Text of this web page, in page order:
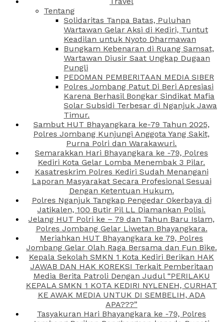
Tentang
Solidaritas Tanpa Batas, Puluhan
Wartawan Gelar Aksi di Kediri, Tuntut
Keadilan untuk Nyoto Dharmawan
Bungkam Kebenaran di Ruang Samsat,
Wartawan Diusir Saat Ungkap Dugaan
Pungli
PEDOMAN PEMBERITAAN MEDIA SIBER
Polres Jombang Patut Di Beri Apresiasi
Karena Berhasil Bongkar Sindikat Mafia
Solar Subsidi Terbesar di Nganjuk Jawa
Timur.
Sambut HUT Bhayangkara ke-79 Tahun 2025,
Polres Jombang Kunjungi Anggota Yang Sakit,
Purna Polri dan Warakawuri.
Semarakkan Hari Bhayangkara ke -79, Polres
Kediri Kota Gelar Lomba Menembak 3 Pilar.
Kasatreskrim Polres Kediri Sudah Menangani
Laporan Masyarakat Secara Profesional Sesuai
Dengan Ketentuan Hukum.
Polres Nganjuk Tangkap Pengedar Okerbaya di
Jatikalen, 100 Butir Pil LL Diamankan Polisi.
Jelang HUT Polri ke – 79 dan Tahun Baru Islam,
Polres Jombang Gelar Liwetan Bhayangkara.
Meriahkan HUT Bhayangkara ke 79, Polres
Jombang Gelar Olah Raga Bersama dan Fun Bike.
Kepala Sekolah SMKN 1 Kota Kediri Berikan HAK
JAWAB DAN HAK KOREKSI Terkait Pemberitaan
Media Berita Patroli Dengan Judul “PERILAKU
KEPALA SMKN 1 KOTA KEDIRI NYLENEH, CURHAT
KE AWAK MEDIA UNTUK DI SEMBELIH, ADA
APA???”
Tasyakuran Hari Bhayangkara ke -79, Polres